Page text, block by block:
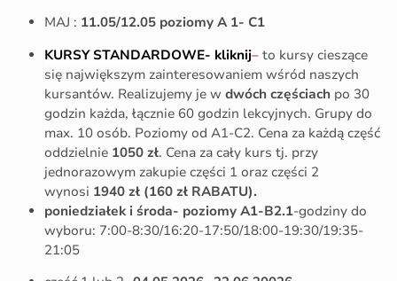
MAJ : 11.05/12.05 poziomy A 1- C1
KURSY STANDARDOWE- kliknij– to kursy cieszące
się największym zainteresowaniem wśród naszych
kursantów. Realizujemy je w dwóch częściach po 30
godzin każda, łącznie 60 godzin lekcyjnych. Grupy do
max. 10 osób. Poziomy od A1-C2. Cena za każdą część
oddzielnie 1050 zł. Cena za cały kurs tj. przy
jednorazowym zakupie części 1 oraz części 2
wynosi 1940 zł (160 zł RABATU).
poniedziałek i środa- poziomy A1-B2.1-godziny do
wyboru: 7:00-8:30/16:20-17:50/18:00-19:30/19:35-
21:05